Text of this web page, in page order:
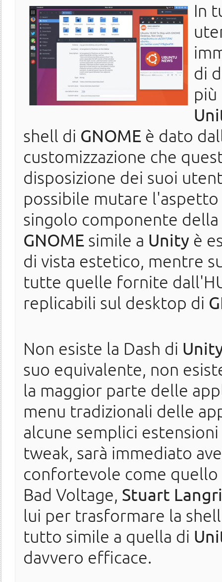
In
di
più
shell di GNOME è dato
customizzazione che
disposizione dei suoi
possibile mutare
singolo componente
GNOME simile a Unity è
di vista estetico, mentre
tutte quelle fornite
replicabili sul desktop di
Non esiste la Dash di
suo equivalente, non
la maggior parte delle
menu tradizionali delle
alcune semplici
tweak, sarà immediato
confortevole come
Bad Voltage, Stuart
lui per trasformare la
tutto simile a quella di
davvero efficace.